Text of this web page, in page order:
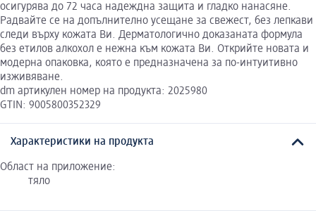
осигурява до 72 часа надеждна защита и гладко нанасяне.
Радвайте се на допълнително усещане за свежест, без лепкави
следи върху кожата Ви. Дерматологично доказаната формула
без етилов алкохол е нежна към кожата Ви. Открийте новата и
модерна опаковка, която е предназначена за по-интуитивно
изживяване.
dm артикулен номер на продукта: 2025980
GTIN: 9005800352329
Характеристики на продукта
Област на приложение:
тяло